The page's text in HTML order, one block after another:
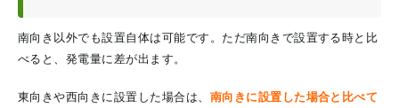
南向き以外でも設置自体は可能です。ただ南向きで設置する時と比
べると、発電量に差が出ます。
東向きや西向きに設置した場合は、 南向きに設置した場合と比べて